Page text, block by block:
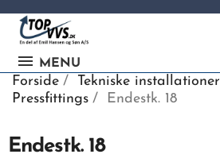
MENU
Forside Tekniske installationer
Pressfittings
Endestk. 18
Endestk. 18